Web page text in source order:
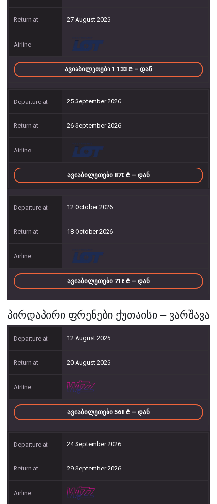
27 August 2026
ᲐᲕᲘᲐᲑᲘᲚᲔᲗᲔᲑᲘ 1 133 – ᲓᲐᲜ
25 September 2026
26 September 2026
ᲐᲕᲘᲐᲑᲘᲚᲔᲗᲔᲑᲘ 870 – ᲓᲐᲜ
12 October 2026
18 October 2026
ᲐᲕᲘᲐᲑᲘᲚᲔᲗᲔᲑᲘ 716 – ᲓᲐᲜ
პირდაპირი ფრენები ქუთაისი – ვარშავა
12 August 2026
20 August 2026
ᲐᲕᲘᲐᲑᲘᲚᲔᲗᲔᲑᲘ 568 – ᲓᲐᲜ
24 September 2026
29 September 2026